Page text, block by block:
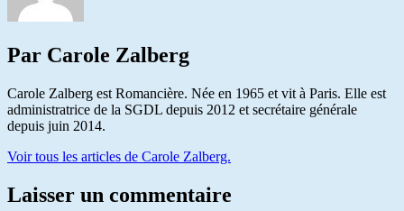
Par Carole Zalberg
Carole Zalberg est Romancière. Née en 1965 et vit à Paris. Elle est
administratrice de la SGDL depuis 2012 et secrétaire générale
depuis juin 2014.
Voir tous les articles de Carole Zalberg.
Laisser un commentaire